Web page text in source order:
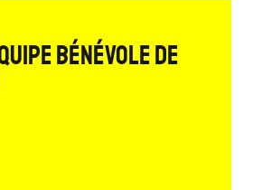
bénévole de